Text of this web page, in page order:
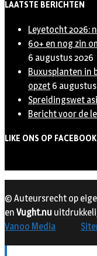
LAATSTE BERICHTEN
Leyetocht 2026:
60+ en nog zin
6 augustus 2026
Buxusplanten in
opzet 6
Spreidingswet
Bericht voor de
LIKE ONS OP
© Auteursrecht op
en Vught.nu
Vanoo Media